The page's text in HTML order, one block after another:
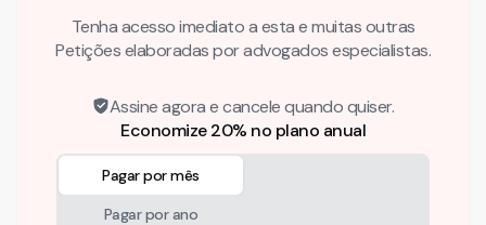
Tenha acesso imediato a esta e muitas outras
Petições elaboradas por advogados especialistas.
Assine agora e cancele quando quiser.
Economize 20% no plano anual
Pagar por mês
Pagar por ano